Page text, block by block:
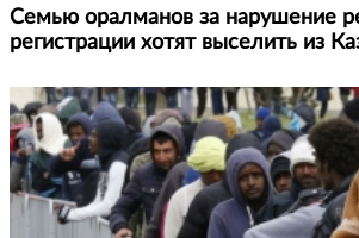
Семью оралманов за нарушение
регистрации хотят выселить из